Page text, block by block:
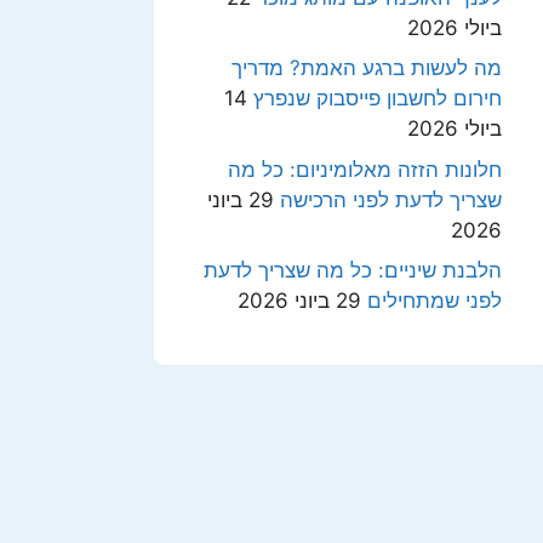
ביולי 2026
מה לעשות ברגע האמת? מדריך
חירום לחשבון פייסבוק שנפרץ 14
ביולי 2026
חלונות הזזה מאלומיניום: כל מה
שצריך לדעת לפני הרכישה
29 ביוני
2026
הלבנת שיניים: כל מה שצריך לדעת
לפני שמתחילים 29 ביוני 2026